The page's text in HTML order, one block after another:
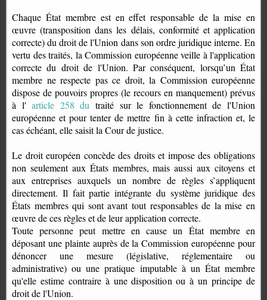
Chaque État membre est en effet responsable de la mise en
œuvre (transposition dans les délais, conformité et application
correcte) du droit de l'Union dans son ordre juridique interne. En
vertu des traités, la Commission européenne veille à l'application
correcte du droit de l'Union. Par conséquent, lorsqu’un État
membre ne respecte pas ce droit, la Commission européenne
dispose de pouvoirs propres (le recours en manquement) prévus
à l'article 258 du traité sur le fonctionnement de l'Union
européenne etpour tenter de mettre fin à cette infraction et, le
cas échéant, elle saisit la Cour de justice.
Le droit européen concède des droits et impose des obligations
non seulement aux États membres, mais aussi aux citoyens et
aux entreprises auxquels un nombre de règles s’appliquent
directement. Il fait partie intégrante du système juridique des
États membres qui sont avant tout responsables de la mise en
œuvre de ces règles et de leur application correcte.
Toute personne peut mettre en cause un État membre en
déposant une plainte auprès de la Commission européenne pour
dénoncer une mesure (législative, réglementaire ou
administrative) ou une pratique imputable à un État membre
qu'elle estime contraire à une disposition ou à un principe de
droit de l'Union.